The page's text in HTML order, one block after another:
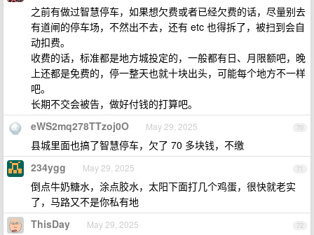
之前有做过智慧停车，如果想欠费或者已经欠费的话，尽量别去
有道闸的停车场，不然出不去，还有 etc 也得拆了，被扫到会自
动扣费。
收费的话，标准都是地方城投定的，一般都有日、月限额吧，晚
上还都是免费的，停一整天也就十块出头，可能每个地方不一样
吧。
长期不交会被告，做好付钱的打算吧。
70
eWS2mq278TTzoj0O May 29, 2025
县城里面也搞了智慧停车，欠了 70 多块钱，不缴
71
234ygg May 29, 2025
倒点牛奶糖水，涂点胶水，太阳下面打几个鸡蛋，很快就老实
了，马路又不是你私有地
72
ThisDay May 29, 2025